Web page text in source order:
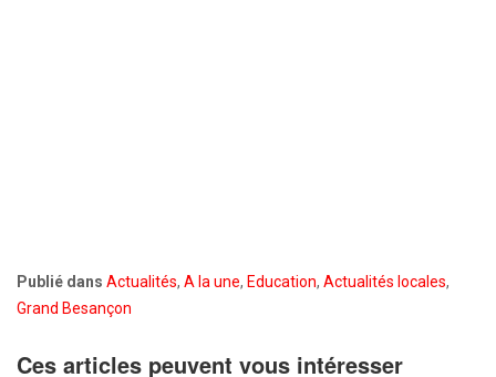
Publié dans Actualités, A la une, Education, Actualités locales,
Grand Besançon
Ces articles peuvent vous intéresser